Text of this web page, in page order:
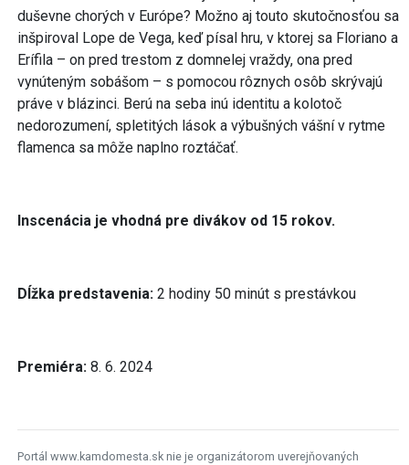
duševne chorých v Európe? Možno aj touto skutočnosťou sa
inšpiroval Lope de Vega, keď písal hru, v ktorej sa Floriano a
Erífila – on pred trestom z domnelej vraždy, ona pred
vynúteným sobášom – s pomocou rôznych osôb skrývajú
práve v blázinci. Berú na seba inú identitu a kolotoč
nedorozumení, spletitých lások a výbušných vášní v rytme
flamenca sa môže naplno roztáčať.
Inscenácia je vhodná pre divákov od 15 rokov.
Dĺžka predstavenia: 2 hodiny 50 minút s prestávkou
Premiéra: 8. 6. 2024
Portál www.kamdomesta.sk nie je organizátorom uverejňovaných